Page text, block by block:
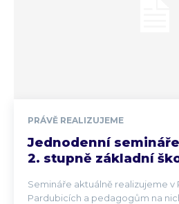
PRÁVĚ REALIZUJEME
Jednodenní
2. stupně základní
Semináře aktuálně realizujeme v
Pardubicích a pedagogům na